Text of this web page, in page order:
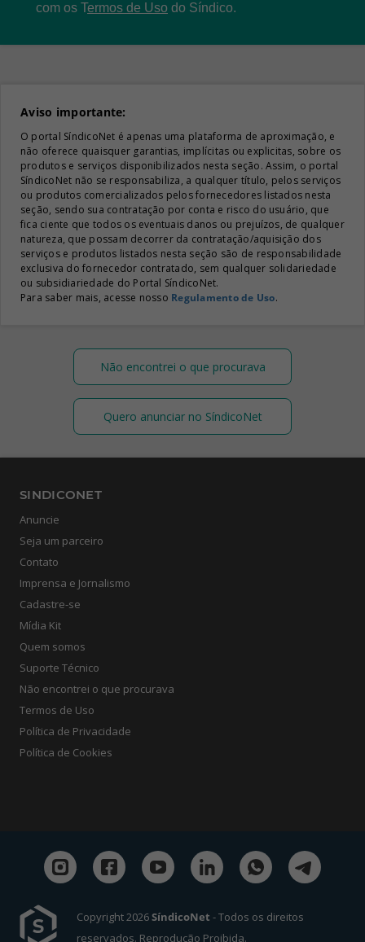
com os Termos de Uso do Síndico.
Aviso importante:
O portal SíndicoNet é apenas uma plataforma de aproximação, e
não oferece quaisquer garantias, implícitas ou explicitas, sobre os
produtos e serviços disponibilizados nesta seção. Assim, o portal
SíndicoNet não se responsabiliza, a qualquer título, pelos serviços
ou produtos comercializados pelos fornecedores listados nesta
seção, sendo sua contratação por conta e risco do usuário, que
fica ciente que todos os eventuais danos ou prejuízos, de qualquer
natureza, que possam decorrer da contratação/aquisição dos
serviços e produtos listados nesta seção são de responsabilidade
exclusiva do fornecedor contratado, sem qualquer solidariedade
ou subsidiariedade do Portal SíndicoNet.
Para saber mais, acesse nosso Regulamento de Uso.
Não encontrei o que procurava
Quero anunciar no SíndicoNet
SINDICONET
Anuncie
Seja um parceiro
Contato
Imprensa e Jornalismo
Cadastre-se
Mídia Kit
Quem somos
Suporte Técnico
Não encontrei o que procurava
Termos de Uso
Política de Privacidade
Política de Cookies
Copyright 2026SíndicoNet - Todos os direitos
reservados. Reprodução Proibida.